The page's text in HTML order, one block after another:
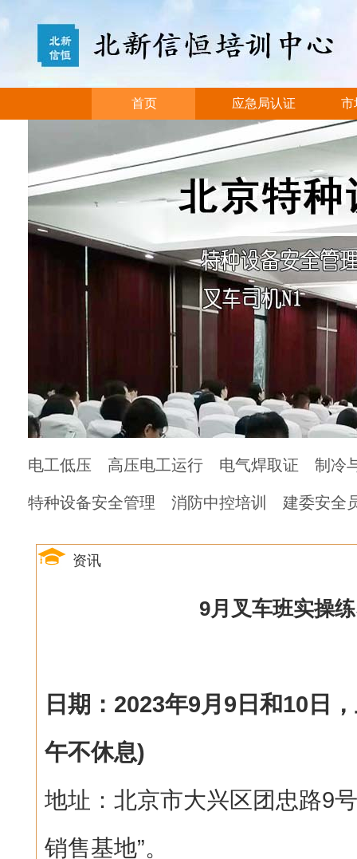
首页 应急局认证 市
电工低压 高压电工运行 电气焊取证 制冷
特种设备安全管理 消防中控培训 建委安全
资讯
9月叉车班实操
日期：2023年9月9日和10日
午不休息)
地址：北京市大兴区团忠路9
销售基地”。